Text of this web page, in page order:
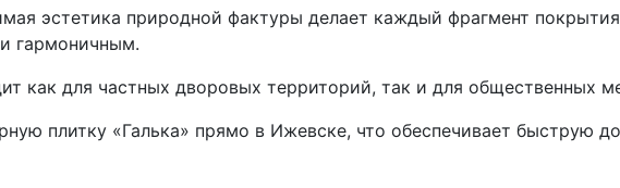
эстетика природной фактуры делает каждый фрагмент
гармоничным.
как для частных дворовых территорий, так и для общественных
плитку «Галька» прямо в Ижевске, что обеспечивает быструю